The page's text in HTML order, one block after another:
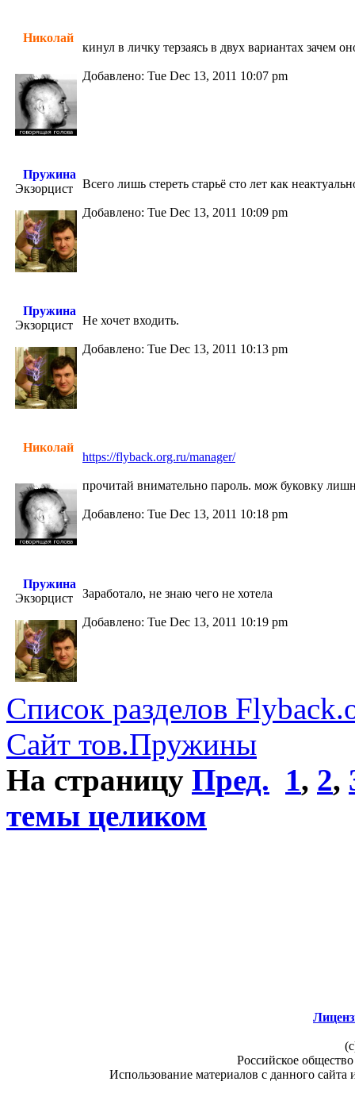
Николай
кинул в личку терзаясь в двух вариантах зачем
Добавлено: Tue Dec 13, 2011 10:07 pm
Пружина
Экзорцист
Всего лишь стереть старьё сто лет как
Добавлено: Tue Dec 13, 2011 10:09 pm
Пружина
Экзорцист
Не хочет входить.
Добавлено: Tue Dec 13, 2011 10:13 pm
Николай
https://flyback.org.ru/manager/
прочитай внимательно пароль. мож буковку
Добавлено: Tue Dec 13, 2011 10:18 pm
Пружина
Экзорцист
Заработало, не знаю чего не хотела
Добавлено: Tue Dec 13, 2011 10:19 pm
Список разделов
Сайт тов.Пружины
На страницу Пред. 1, 2,
темы целиком
Российское
Использование материалов с данного